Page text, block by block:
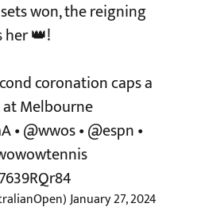
won, the reigning
👑!
coronation caps a
Melbourne
•@wwos•@espn•
January 27, 2024